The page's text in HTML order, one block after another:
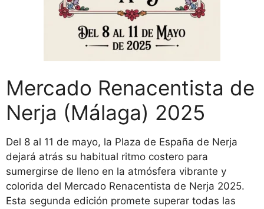
Mercado Renacentista de
Nerja (Málaga) 2025
Del 8 al 11 de mayo, la Plaza de España de Nerja
dejará atrás su habitual ritmo costero para
sumergirse de lleno en la atmósfera vibrante y
colorida del Mercado Renacentista de Nerja 2025.
Esta segunda edición promete superar todas las